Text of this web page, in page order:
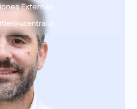
Externas